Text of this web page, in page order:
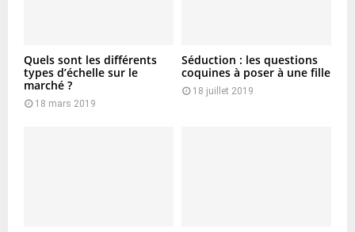
Quels sont les différents
types d’échelle sur le
marché ?
18 mars 2019
Séduction : les questions
coquines à poser à une fille
18 juillet 2019